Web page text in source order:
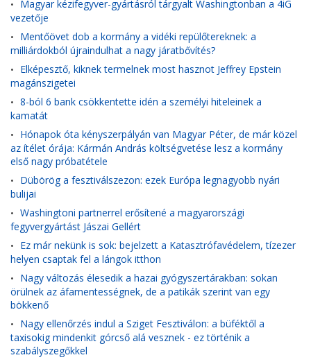
• Magyar kézifegyver-gyártásról tárgyalt Washingtonban a 4iG
vezetője
• Mentőövet dob a kormány a vidéki repülőtereknek: a
milliárdokból újraindulhat a nagy járatbővítés?
• Elképesztő, kiknek termelnek most hasznot Jeffrey Epstein
magánszigetei
• 8-ból 6 bank csökkentette idén a személyi hiteleinek a
kamatát
• Hónapok óta kényszerpályán van Magyar Péter, de már közel
az ítélet órája: Kármán András költségvetése lesz a kormány
első nagy próbatétele
• Dübörög a fesztiválszezon: ezek Európa legnagyobb nyári
bulijai
• Washingtoni partnerrel erősítené a magyarországi
fegyvergyártást Jászai Gellért
• Ez már nekünk is sok: bejelzett a Katasztrófavédelem, tízezer
helyen csaptak fel a lángok itthon
• Nagy változás élesedik a hazai gyógyszertárakban: sokan
örülnek az áfamentességnek, de a patikák szerint van egy
bökkenő
• Nagy ellenőrzés indul a Sziget Fesztiválon: a büféktől a
taxisokig mindenkit górcső alá vesznek - ez történik a
szabályszegőkkel